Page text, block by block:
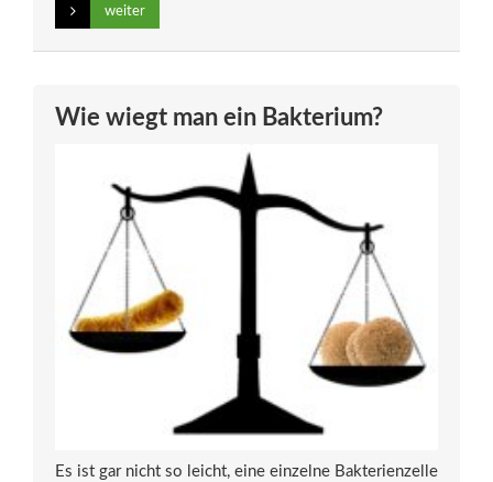
weiter
Wie wiegt man ein Bakterium?
Es ist gar nicht so leicht, eine einzelne Bakterienzelle